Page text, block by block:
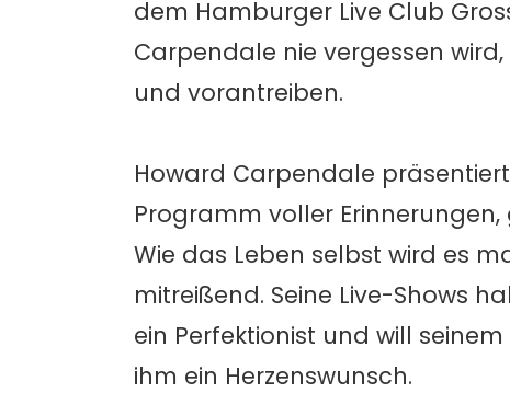
dem Hamburger Live Club
Carpendale nie vergessen
und vorantreiben.
Howard Carpendale
Programm voller
Wie das Leben selbst wird es
mitreißend. Seine Live-Shows
ein Perfektionist und will
ihm ein Herzenswunsch.